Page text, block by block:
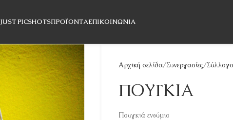
JUST PICSHOTSΠΡΟΪΌΝΤΑΕΠΙΚΟΙΝΩΝΊΑ
Αρχική σελίδα Συνεργασίες
ΠΟΥΓΚΙΑ
Πουγκιά ενθύμιο